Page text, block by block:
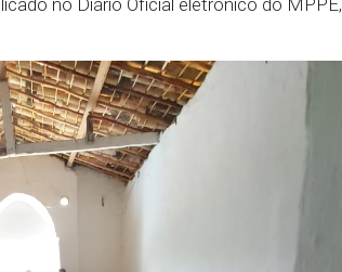
o Delegado de Polícia Civil,
a Sanitarista da V Gerência
representante do Conselho
Pinto; e a Vereadora de
das CRQs de
Estadual de Meio Ambiente;
Geográfico Cultural de
Obras e Serviços Públicos;